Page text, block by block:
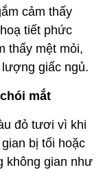
cảm thấy
tiết phức
thấy mệt mỏi,
giấc ngủ.
mắt
đỏ tươi vì khi
bị tối hoặc
không gian như